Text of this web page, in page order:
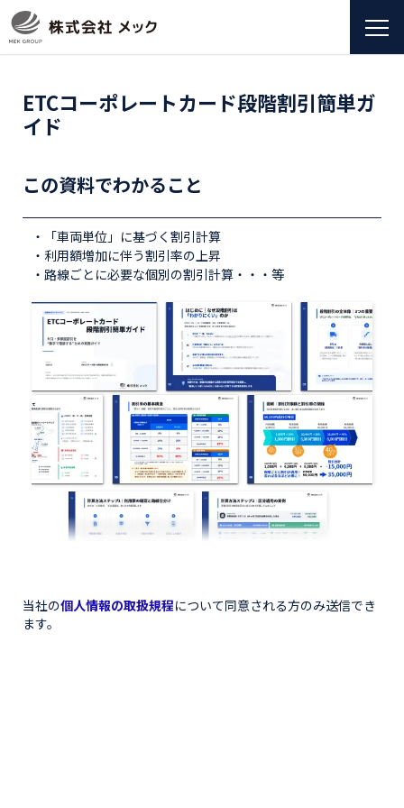
ETCコーポレートカード段階割引簡単ガ
イド
この資料でわかること
・「車両単位」に基づく割引計算
・利用額増加に伴う割引率の上昇
・路線ごとに必要な個別の割引計算・・・等
当社の個人情報の取扱規程について同意される方のみ送信でき
ます。